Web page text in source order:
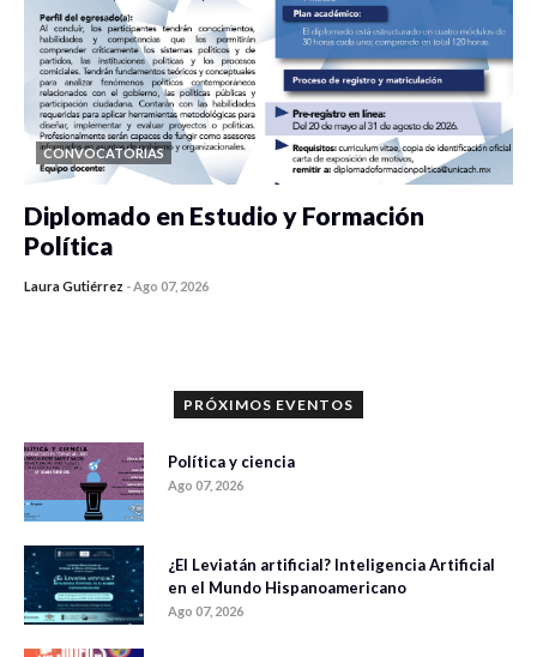
CONVOCATORIAS
Diplomado en Estudio y Formación
Política
Laura Gutiérrez -Ago 07, 2026
PRÓXIMOS EVENTOS
Política y ciencia
Ago 07, 2026
¿El Leviatán artificial? Inteligencia Artificial
en el Mundo Hispanoamericano
Ago 07, 2026